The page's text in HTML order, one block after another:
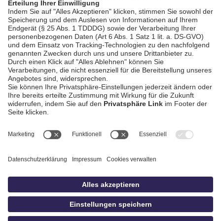
AGB / Gewinnspiele
Datenschutz
Impressum
idowa
Privatsphäre